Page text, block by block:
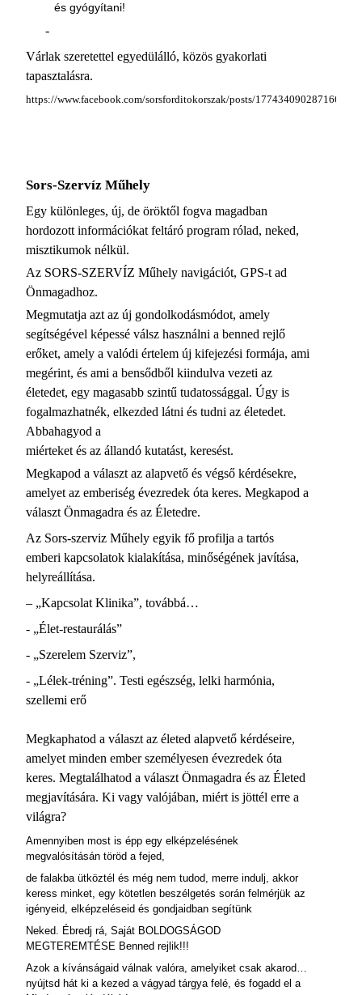
és gyógyítani!
-
Várlak szeretettel egyedülálló, közös gyakorlati
tapasztalásra.
https://www.facebook.com/sorsforditokorszak/posts/1774340902871667
Sors-Szervíz Műhely
Egy különleges, új, de öröktől fogva magadban
hordozott információkat feltáró program rólad, neked,
misztikumok nélkül.
Az SORS-SZERVÍZ Műhely navigációt, GPS-t ad
Önmagadhoz.
Megmutatja azt az új gondolkodásmódot, amely
segítségével képessé válsz használni a benned rejlő
erőket, amely a valódi értelem új kifejezési formája, ami
megérint, és ami a bensődből kiindulva vezeti az
életedet, egy magasabb szintű tudatossággal. Úgy is
fogalmazhatnék, elkezded látni és tudni az életedet.
Abbahagyod a
miérteket és az állandó kutatást, keresést.
Megkapod a választ az alapvető és végső kérdésekre,
amelyet az emberiség évezredek óta keres. Megkapod a
választ Önmagadra és az Életedre.
Az Sors-szerviz Műhely egyik fő profilja a tartós
emberi kapcsolatok kialakítása, minőségének javítása,
helyreállítása.
– „Kapcsolat Klinika”, továbbá…
- „Élet-restaurálás”
- „Szerelem Szerviz”,
- „Lélek-tréning”. Testi egészség, lelki harmónia,
szellemi erő
Megkaphatod a választ az életed alapvető kérdéseire,
amelyet minden ember személyesen évezredek óta
keres. Megtalálhatod a választ Önmagadra és az Életed
megjavítására. Ki vagy valójában, miért is jöttél erre a
világra?
Amennyiben most is épp egy elképzelésének
megvalósításán töröd a fejed,
de falakba ütköztél és még nem tudod, merre indulj, akkor
keress minket, egy kötetlen beszélgetés során felmérjük az
igényeid, elképzeléseid és gondjaidban segítünk
Neked. Ébredj rá, Saját BOLDOGSÁGOD
MEGTEREMTÉSE Benned rejlik!!!
Azok a kívánságaid válnak valóra, amelyiket csak akarod…
nyújtsd hát ki a kezed a vágyad tárgya felé, és fogadd el a